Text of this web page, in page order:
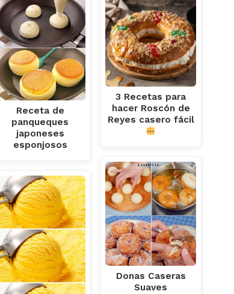
Receta de
panqueques
japoneses
esponjosos
3 Recetas para
hacer Roscón de
Reyes casero fácil
Donas Caseras
Suaves